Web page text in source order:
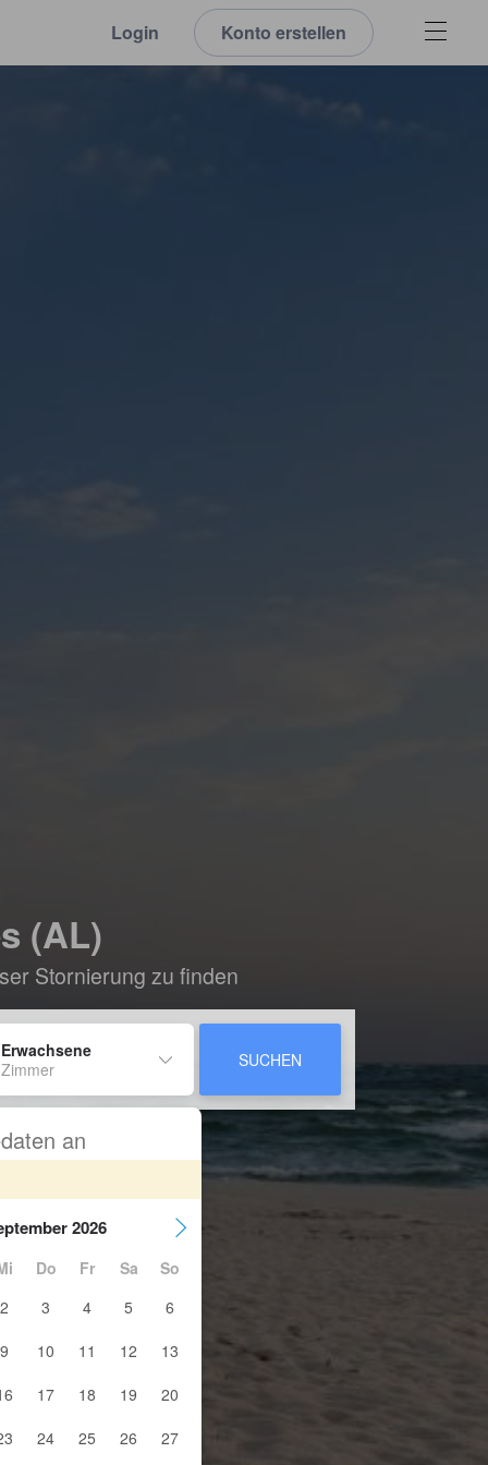
Login Konto erstellen
(AL)
Stornierung zu finden
SUCHEN
an
2026
Do Fr Sa
So
2
3 4 5
6
9
10 11 12
13
17 18 19
20
24 25 26 27